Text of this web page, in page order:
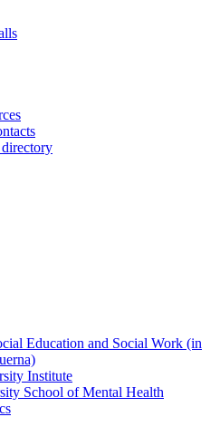
Education and Social Work (in
Institute
School of Mental Health